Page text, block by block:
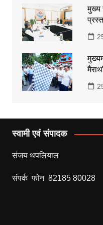
मुख्य
स्वामी एवं संपादक
संजय थपलियाल
संपर्क फोन 82185 80028